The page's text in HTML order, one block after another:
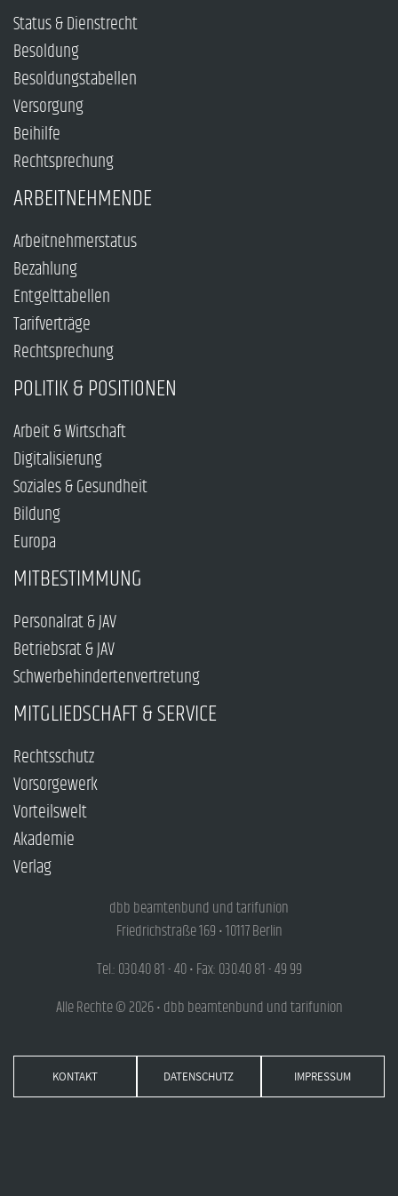
Status & Dienstrecht
Besoldung
Besoldungstabellen
Versorgung
Beihilfe
Rechtsprechung
ARBEITNEHMENDE
Arbeitnehmerstatus
Bezahlung
Entgelttabellen
Tarifverträge
Rechtsprechung
POLITIK & POSITIONEN
Arbeit & Wirtschaft
Digitalisierung
Soziales & Gesundheit
Bildung
Europa
MITBESTIMMUNG
Personalrat & JAV
Betriebsrat & JAV
Schwerbehindertenvertretung
MITGLIEDSCHAFT & SERVICE
Rechtsschutz
Vorsorgewerk
Vorteilswelt
Akademie
Verlag
dbb beamtenbund und tarifunion
Friedrichstraße 169 • 10117 Berlin
Tel.: 030.40 81 - 40 • Fax: 030.40 81 - 49 99
Alle Rechte © 2026 • dbb beamtenbund und tarifunion
KONTAKT DATENSCHUTZ IMPRESSUM